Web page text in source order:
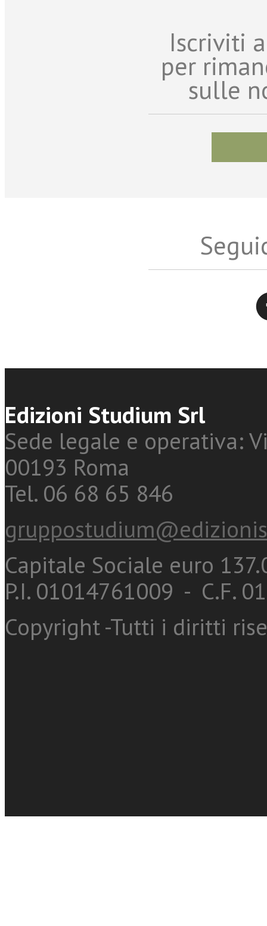
Iscriviti
per
sulle
Edizioni Studium Srl
Sede legale e operativa:
00193 Roma
Tel. 06 68 65 846
Capitale Sociale euro
P.I. 01014761009 - C.F.
Copyright -Tutti i diritti